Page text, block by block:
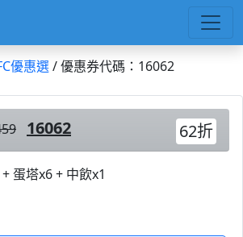
優惠選/ 優惠券代碼：16062
16062 62折
蛋塔x6 + 中飲x1